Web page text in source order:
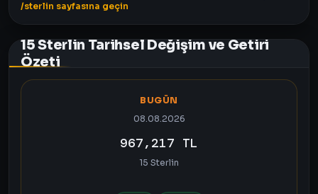
/sterlin sayfasına geçin
15 Sterlin Tarihsel Değişim ve Getiri
Özeti
BUGÜN
08.08.2026
967,217 TL
15 Sterlin